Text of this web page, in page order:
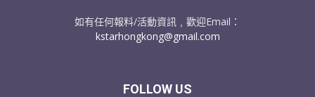
如有任何報料/活動資訊﹐歡迎Email：
kstarhongkong@gmail.com
FOLLOW US